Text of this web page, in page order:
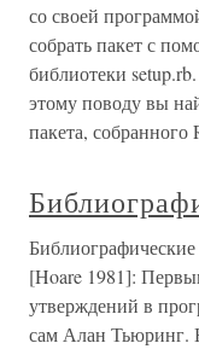
со своей
собрать пакет с
библиотеки
этому поводу вы
пакета, собранного
[Hoare 1981]:
утверждений в
сам Алан Тьюринг.